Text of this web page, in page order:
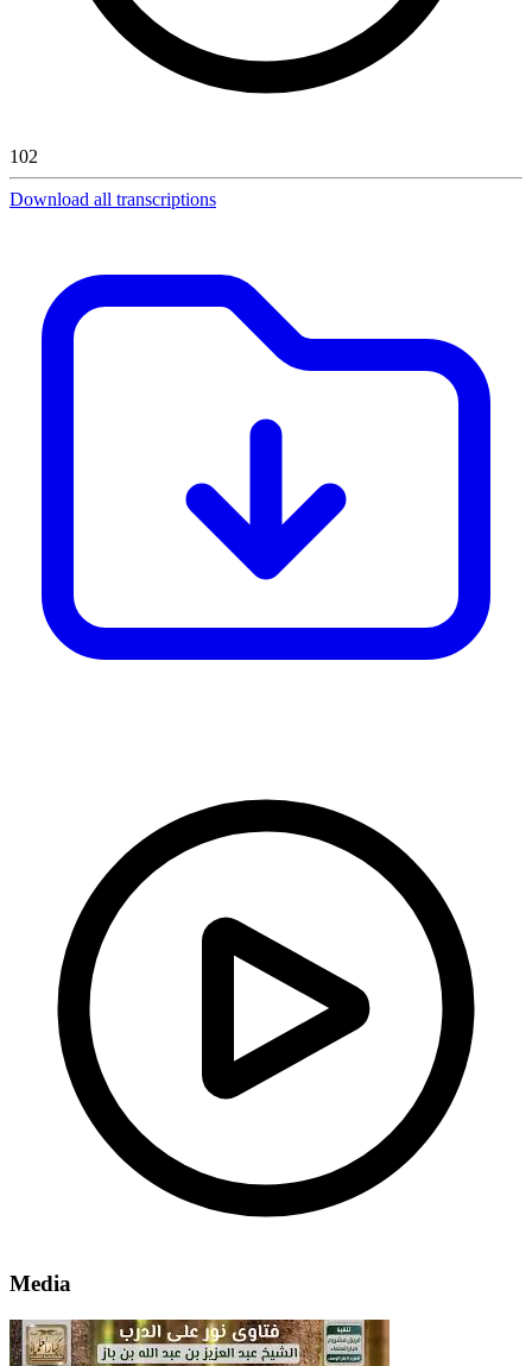
102
Download all transcriptions
Media